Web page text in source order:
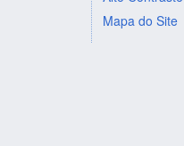
Mapa do Site